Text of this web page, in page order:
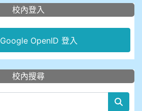
校內登入
Google OpenID 登入
校內搜尋